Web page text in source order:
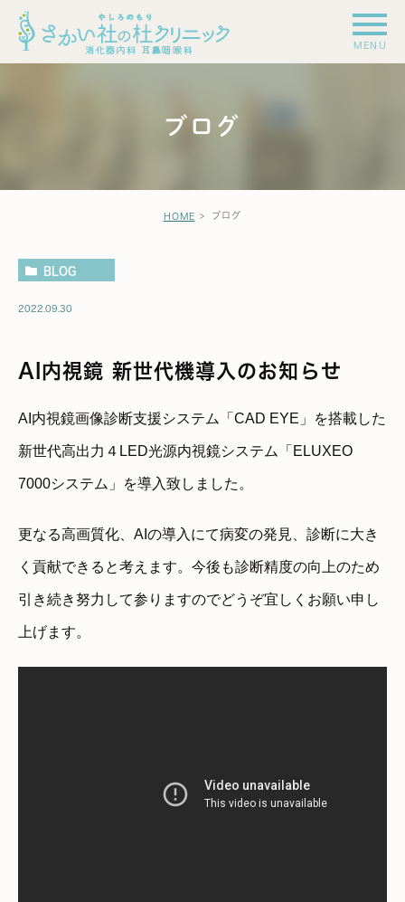
ブログ
HOME ブログ
BLOG
2022.09.30
AI内視鏡 新世代機導入のお知らせ
AI内視鏡画像診断支援システム「CAD EYE」を搭載した
新世代高出力４LED光源内視鏡システム「ELUXEO
7000システム」を導入致しました。
更なる高画質化、AIの導入にて病変の発見、診断に大き
く貢献できると考えます。今後も診断精度の向上のため
引き続き努力して参りますのでどうぞ宜しくお願い申し
上げます。